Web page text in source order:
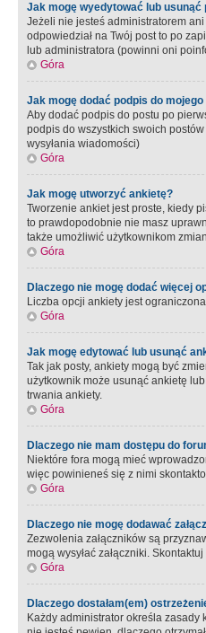
Jak mogę wyedytować lub usunąć
Jeżeli nie jesteś administratorem
odpowiedział na Twój post to po
lub administratora (powinni oni
Góra
Jak mogę dodać podpis do
Aby dodać podpis do postu po
podpis do wszystkich swoich
wysyłania wiadomości)
Góra
Jak mogę utworzyć ankietę?
Tworzenie ankiet jest proste, kiedy
to prawdopodobnie nie masz
także umożliwić użytkownikom
Góra
Dlaczego nie mogę dodać więcej
Liczba opcji ankiety jest
Góra
Jak mogę edytować lub usunąć
Tak jak posty, ankiety mogą być
użytkownik może usunąć ankietę
trwania ankiety.
Góra
Dlaczego nie mam dostępu do
Niektóre fora mogą mieć
więc powinieneś się z nimi
Góra
Dlaczego nie mogę dodawać
Zezwolenia załączników są
mogą wysyłać załączniki.
Góra
Dlaczego dostałam(em)
Każdy administrator określa